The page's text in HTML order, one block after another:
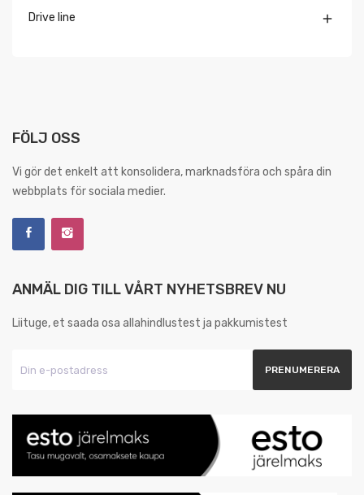
Drive line 
FÖLJ OSS
Vi gör det enkelt att konsolidera, marknadsföra och spåra din
webbplats för sociala medier.
ANMÄL DIG TILL VÅRT NYHETSBREV NU
Liituge, et saada osa allahindlustest ja pakkumistest